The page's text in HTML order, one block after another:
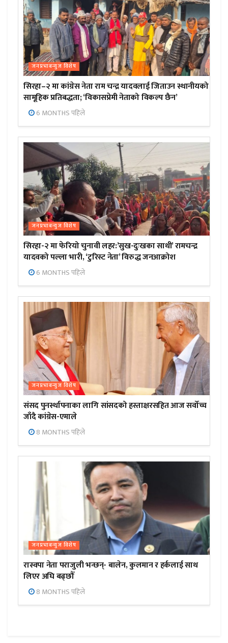
जनप्रभाबन्युज विशेष
सिरहा–२ मा कांग्रेस नेता राम चन्द्र यादवलाई जिताउन स्थानीयको
सामूहिक प्रतिबद्धता; ‘विकासप्रेमी नेताको विकल्प छैन’
6 MONTHS पहिले
जनप्रभाबन्युज विशेष
सिरहा-२ मा फेरियो चुनावी लहर:’सुख-दुःखका साथी’ रामचन्द्र
यादवको पल्ला भारी, ‘टुरिस्ट नेता’ विरुद्ध जनआक्रोश
6 MONTHS पहिले
जनप्रभाबन्युज विशेष
संसद पुनर्स्थापनाका लागि सांसदको हस्ताक्षरसहित आज सर्वोच्च
जाँदै कांग्रेस-एमाले
8 MONTHS पहिले
जनप्रभाबन्युज विशेष
रास्वपा नेता पराजुली भन्छन्- बालेन, कुलमान र हर्कलाई साथ
लिएर अघि बढ्छौँ
8 MONTHS पहिले